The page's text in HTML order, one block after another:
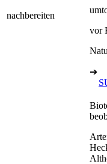
nachbereiten
vor
➔